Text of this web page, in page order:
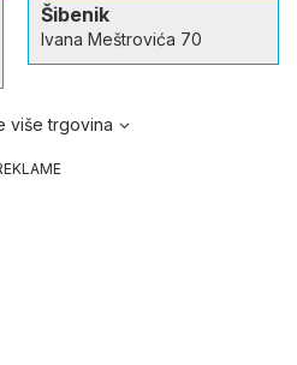
Šibenik
Ivana Meštrovića 70
više trgovina